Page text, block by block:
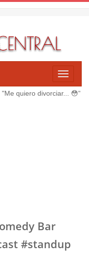
Toggle
"Me quiero divorciar... 😳" Ver
Bar
#standup